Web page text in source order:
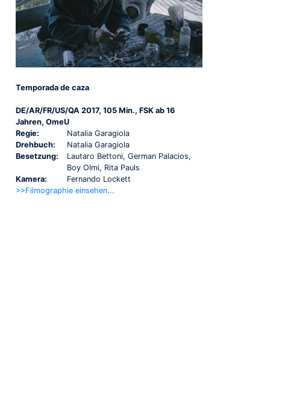
Temporada de caza
DE/AR/FR/US/QA 2017, 105 Min., FSK ab 16
Jahren, OmeU
Regie:
Natalia Garagiola
Drehbuch:
Natalia Garagiola
Besetzung:
Lautaro Bettoni, German Palacios,
Boy Olmi, Rita Pauls
Kamera:
Fernando Lockett
>>Filmographie einsehen...